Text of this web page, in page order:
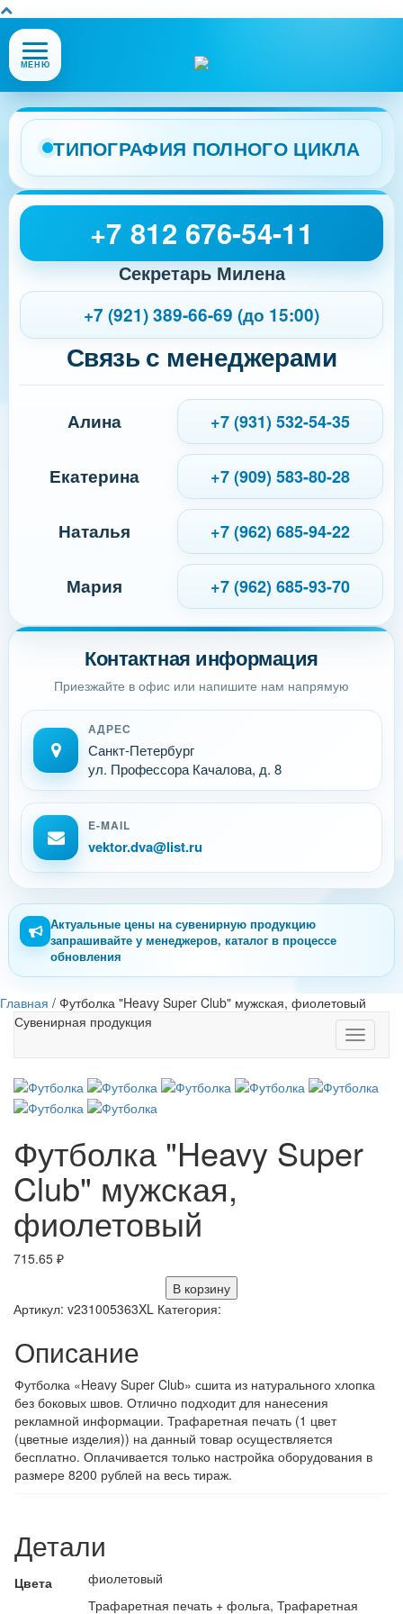
Открыть
или
меню
сайта
МЕНЮ
ТИПОГРАФИЯ ПОЛНОГО ЦИКЛА
Контактная информация
Приезжайте в офис или напишите нам напрямую
АДРЕС
Санкт-Петербург
ул. Профессора Качалова, д. 8
E-MAIL
vektor.dva@list.ru
+7 812 676-54-11
Секретарь Милена
+7 (921) 389-66-69 (до 15:00)
Связь с менеджерами
Алина +7 (931) 532-54-35
Екатерина +7 (909) 583-80-28
Наталья +7 (962) 685-94-22
Мария +7 (962) 685-93-70
Актуальные цены на сувенирную продукцию
запрашивайте у менеджеров, каталог в процессе
обновления
Главная / Футболка "Heavy Super Club" мужская, фиолетовый
Toggle
Сувенирная продукция
Футболка "Heavy Super
Club" мужская,
фиолетовый
715.65 ₽
В корзину
Артикул: v231005363XL Категория:
Описание
Футболка «Heavy Super Club» сшита из натурального хлопка
без боковых швов. Отлично подходит для нанесения
рекламной информации. Трафаретная печать (1 цвет
(цветные изделия)) на данный товар осуществляется
бесплатно. Оплачивается только настройка оборудования в
размере 8200 рублей на весь тираж.
Детали
Цвета
фиолетовый
Трафаретная печать + фольга, Трафаретная